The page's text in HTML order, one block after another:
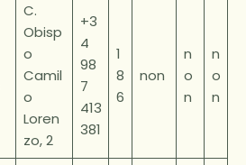
C.
Obisp
o
Camil
o
Loren
zo, 2
+3
4
98
7
413
381
1
8
6
non
n
o
n
n
o
n